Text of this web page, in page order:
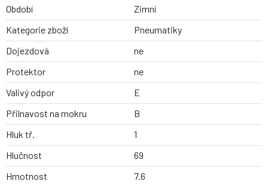
Období
Zimní
Kategorie zboží
Pneumatiky
Dojezdová
ne
Protektor
ne
Valivý odpor
E
Přilnavost na mokru
B
Hluk tř.
1
Hlučnost
69
Hmotnost
7.6